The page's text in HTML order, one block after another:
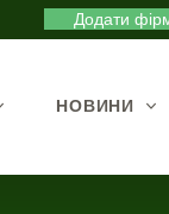
Додати
НОВИНИ